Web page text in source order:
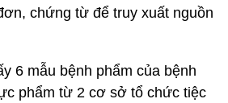
chứng từ để truy xuất nguồn
6 mẫu bệnh phẩm của bệnh
phẩm từ 2 cơ sở tổ chức tiệc